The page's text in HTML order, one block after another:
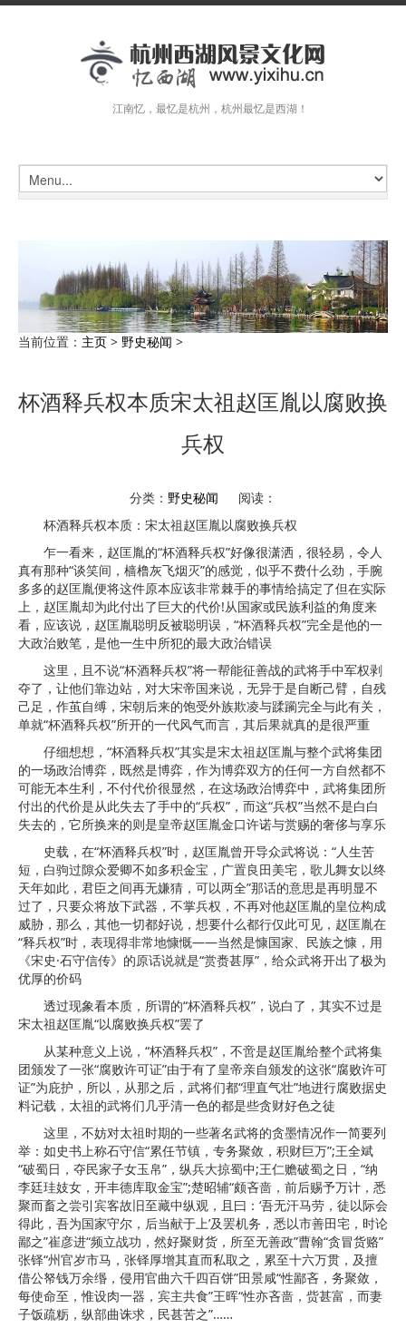
江南忆，最忆是杭州，杭州最忆是西湖！
当前位置： 主页 > 野史秘闻 >
杯酒释兵权本质宋太祖赵匡胤以腐败换
兵权
分类： 野史秘闻
阅读：
杯酒释兵权本质：宋太祖赵匡胤以腐败换兵权
乍一看来，赵匡胤的“杯酒释兵权”好像很潇洒，很轻易，令人
真有那种“谈笑间，樯橹灰飞烟灭”的感觉，似乎不费什么劲，手腕
多多的赵匡胤便将这件原本应该非常棘手的事情给搞定了但在实际
上，赵匡胤却为此付出了巨大的代价!从国家或民族利益的角度来
看，应该说，赵匡胤聪明反被聪明误，“杯酒释兵权”完全是他的一
大政治败笔，是他一生中所犯的最大政治错误
这里，且不说“杯酒释兵权”将一帮能征善战的武将手中军权剥
夺了，让他们靠边站，对大宋帝国来说，无异于是自断己臂，自残
己足，作茧自缚，宋朝后来的饱受外族欺凌与蹂躏完全与此有关，
单就“杯酒释兵权”所开的一代风气而言，其后果就真的是很严重
仔细想想，“杯酒释兵权”其实是宋太祖赵匡胤与整个武将集团
的一场政治博弈，既然是博弈，作为博弈双方的任何一方自然都不
可能无本生利，不付代价很显然，在这场政治博弈中，武将集团所
付出的代价是从此失去了手中的“兵权”，而这“兵权”当然不是白白
失去的，它所换来的则是皇帝赵匡胤金口许诺与赏赐的奢侈与享乐
史载，在“杯酒释兵权”时，赵匡胤曾开导众武将说：“人生苦
短，白驹过隙众爱卿不如多积金宝，广置良田美宅，歌儿舞女以终
天年如此，君臣之间再无嫌猜，可以两全”那话的意思是再明显不
过了，只要众将放下武器，不掌兵权，不再对他赵匡胤的皇位构成
威胁，那么，其他一切都好说，想要什么都行仅此可见，赵匡胤在
“释兵权”时，表现得非常地慷慨——当然是慷国家、民族之慷，用
《宋史·石守信传》的原话说就是“赏赉甚厚”，给众武将开出了极为
优厚的价码
透过现象看本质，所谓的“杯酒释兵权”，说白了，其实不过是
宋太祖赵匡胤“以腐败换兵权”罢了
从某种意义上说，“杯酒释兵权”，不啻是赵匡胤给整个武将集
团颁发了一张“腐败许可证”由于有了皇帝亲自颁发的这张“腐败许可
证”为庇护，所以，从那之后，武将们都“理直气壮”地进行腐败据史
料记载，太祖的武将们几乎清一色的都是些贪财好色之徒
这里，不妨对太祖时期的一些著名武将的贪墨情况作一简要列
举：如史书上称石守信“累任节镇，专务聚敛，积财巨万”;王全斌
“破蜀日，夺民家子女玉帛”，纵兵大掠蜀中;王仁赡破蜀之日，“纳
李廷珪妓女，开丰德库取金宝”;楚昭辅“颇吝啬，前后赐予万计，悉
聚而畜之尝引宾客故旧至藏中纵观，且曰：‘吾无汗马劳，徒以际会
得此，吾为国家守尔，后当献于上’及罢机务，悉以市善田宅，时论
鄙之”崔彦进“频立战功，然好聚财货，所至无善政”曹翰“贪冒货赂”
张铎“州官岁市马，张铎厚增其直而私取之，累至十六万贯，及擅
借公帑钱万余缗，侵用官曲六千四百饼”田景咸“性鄙吝，务聚敛，
每使命至，惟设肉一器，宾主共食”王晖“性亦吝啬，赀甚富，而妻
子饭疏粝，纵部曲诛求，民甚苦之”……